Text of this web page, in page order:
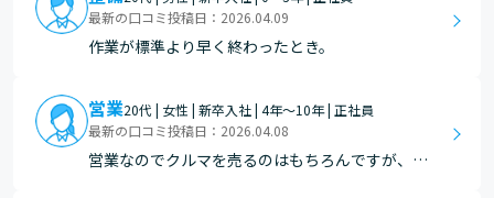
じています。
最新の口コミ投稿日：2026.04.09
作業が標準より早く終わったとき。
営業20代 | 女性 | 新卒入社 | 4年～10年 | 正社員
最新の口コミ投稿日：2026.04.08
営業なのでクルマを売るのはもちろんですが、そ